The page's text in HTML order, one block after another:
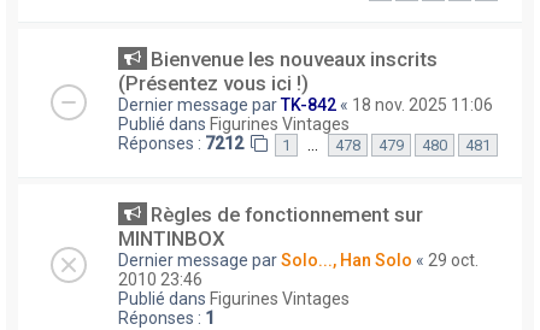
Bienvenue les nouveaux inscrits
(Présentez vous ici !)
Dernier message parTK-842 « 18 nov. 2025 11:06
Publié dans Figurines Vintages
Réponses : 7212 1 … 478 479 480 481
Règles de fonctionnement sur
MINTINBOX
Dernier message parSolo..., Han Solo « 29 oct.
2010 23:46
Publié dans Figurines Vintages
Réponses : 1